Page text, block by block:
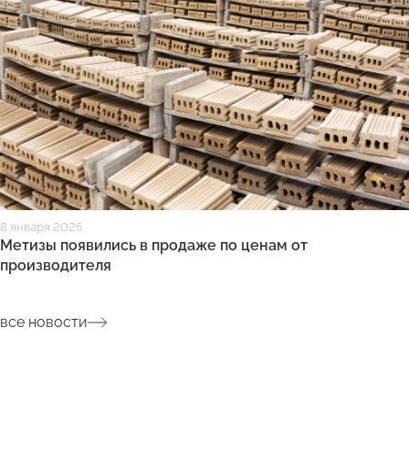
8 января 2025
Метизы появились в продаже по ценам от
производителя
все новости